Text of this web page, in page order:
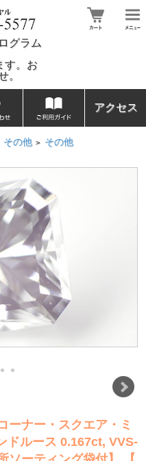
グラム
す。お
。
アクセス
その他 > その他
ーナー・スクエア・ミ
ドルース 0.167ct, VVS-